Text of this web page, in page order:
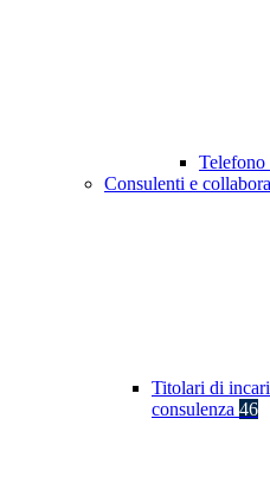
Telefono
Consulenti e
Titolari di
consulenza 46